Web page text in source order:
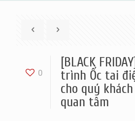
0
[BLACK
trình Ốc tai
cho quý
quan tâm